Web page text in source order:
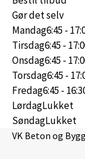
Gør det selv
Mandag6:45 -
Tirsdag6:45 -
Onsdag6:45 -
Torsdag6:45 -
Fredag6:45 -
LørdagLukket
SøndagLukket
VK Beton og